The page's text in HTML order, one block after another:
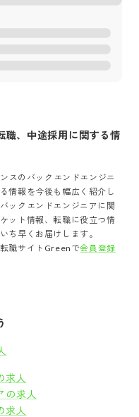
職、中途採用に関する情
スの バックエンドエンジニ
情報を今後も幅広く紹介し
バックエンドエンジニア に関
ット情報、転職に役立つ情
ち早くお届けします。
職サイトGreenで会員登録
求人
の求人
求人